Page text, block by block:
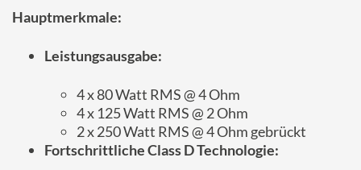
Hauptmerkmale:
Leistungsausgabe:
4 x 80 Watt RMS @ 4 Ohm
4 x 125 Watt RMS @ 2 Ohm
2 x 250 Watt RMS @ 4 Ohm gebrückt
Fortschrittliche Class D Technologie: